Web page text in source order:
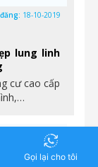
lung linh
cư cao cấp
18-10-2019
15 Triệu
tích:76 m2
Gọi lại cho tôi